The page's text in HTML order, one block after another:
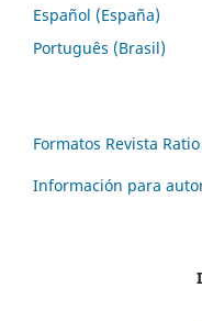
Español (España)
Português (Brasil)
Formatos Revista
Información para